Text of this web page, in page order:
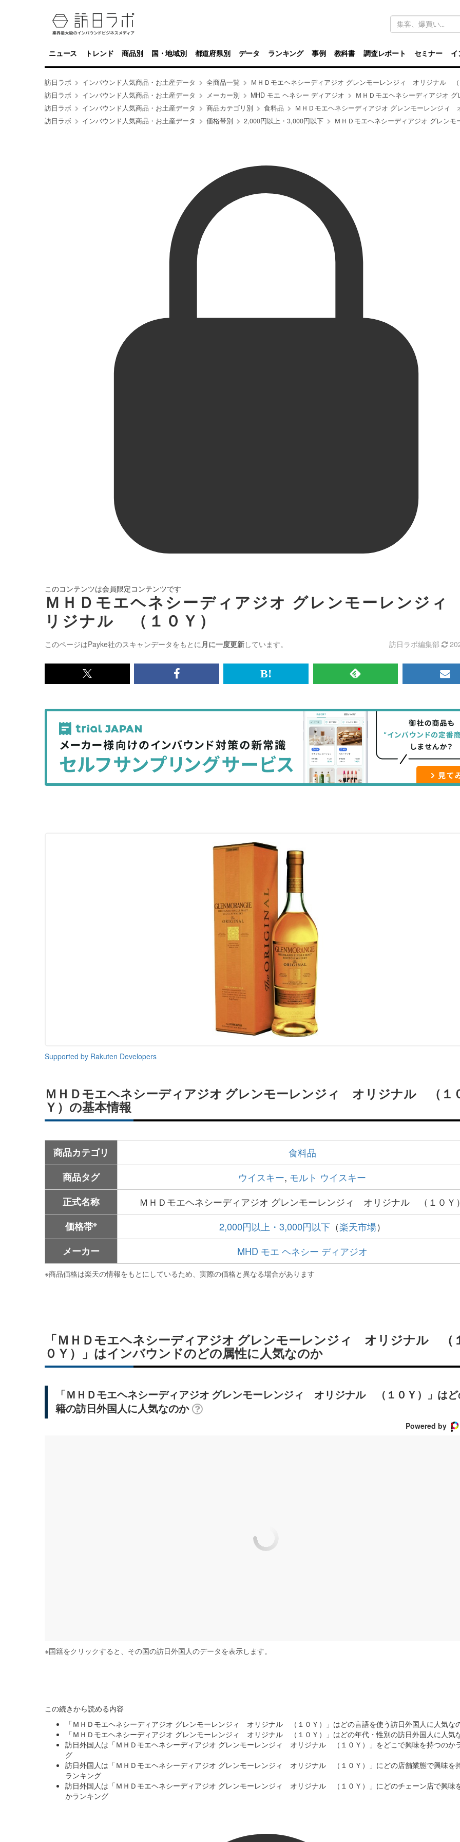
キ
ワ
ド
検
索
ニュース トレンド 商品別 国・地域別 都道府県別 データ ランキング 事例 教科書 調査レポート セミナー イ
訪日ラボ インバウンド人気商品・お土産データ 全商品一覧
ＭＨＤモエヘネシーディアジオ グレンモーレンジィ オリジナル
訪日ラボ
インバウンド人気商品・お土産データ メーカー別 MHD モエ ヘネシー ディアジオ
ＭＨＤモエヘネシーディアジオ グレンモーレンジィ オリジナ
訪日ラボ
インバウンド人気商品・お土産データ 商品カテゴリ別 食料品
ＭＨＤモエヘネシーディアジオ グレンモーレンジィ オリジナル （
訪日ラボ
インバウンド人気商品・お土産データ 価格帯別 2,000円以上・3,000円以下 ＭＨＤモエヘネシーディアジオ グレンモーレンジィ オリジナル
このコンテンツは会員限定コンテンツです
ＭＨＤモエヘネシーディアジオ グレンモーレンジ
リジナル （１０Ｙ）
このページはPayke社のスキャンデータをもとに 月に一度更新しています。 訪日ラボ編集部
x<br>
記
事
を
シ
ェ
Facebook<br>
記
を
シ
ェ
は
な
ッ
ク
マ
追
加
RSS
記
事
を
購
読
メ
マ
ガ
登
録
す
Supported by Rakuten Developers
ＭＨＤモエヘネシーディアジオ グレンモーレンジィ オリジナル （１
Ｙ）の基本情報
商品カテゴリ
食料品
商品タグ
ウイスキー, モルト ウイスキー
正式名称
ＭＨＤモエヘネシーディアジオ グレンモーレンジィ オリジナル （１０Ｙ
価格帯※ 2,000円以上・3,000円以下（楽天市場）
メーカー
MHD モエ ヘネシー ディアジオ
※商品価格は楽天の情報をもとにしているため、実際の価格と異なる場合があります
「ＭＨＤモエヘネシーディアジオ グレンモーレンジィ オリジナル （
０Ｙ）」はインバウンドのどの属性に人気なのか
「ＭＨＤモエヘネシーディアジオ グレンモーレンジィ オリジナル （１０Ｙ）」は
籍の訪日外国人に人気なのか
Powered by
※国籍をクリックすると、その国の訪日外国人のデータを表示します。
この続きから読める内容
「ＭＨＤモエヘネシーディアジオ グレンモーレンジィ オリジナル （１０Ｙ）」はどの言語を使う訪日外国人に人気な
「ＭＨＤモエヘネシーディアジオ グレンモーレンジィ オリジナル （１０Ｙ）」はどの年代・性別の訪日外国人に人気
訪日外国人は「ＭＨＤモエヘネシーディアジオ グレンモーレンジィ オリジナル （１０Ｙ）」をどこで興味を持つのか
グ
訪日外国人は「ＭＨＤモエヘネシーディアジオ グレンモーレンジィ オリジナル （１０Ｙ）」にどの店舗業態で興味を
ランキング
訪日外国人は「ＭＨＤモエヘネシーディアジオ グレンモーレンジィ オリジナル （１０Ｙ）」にどのチェーン店で興味
かランキング